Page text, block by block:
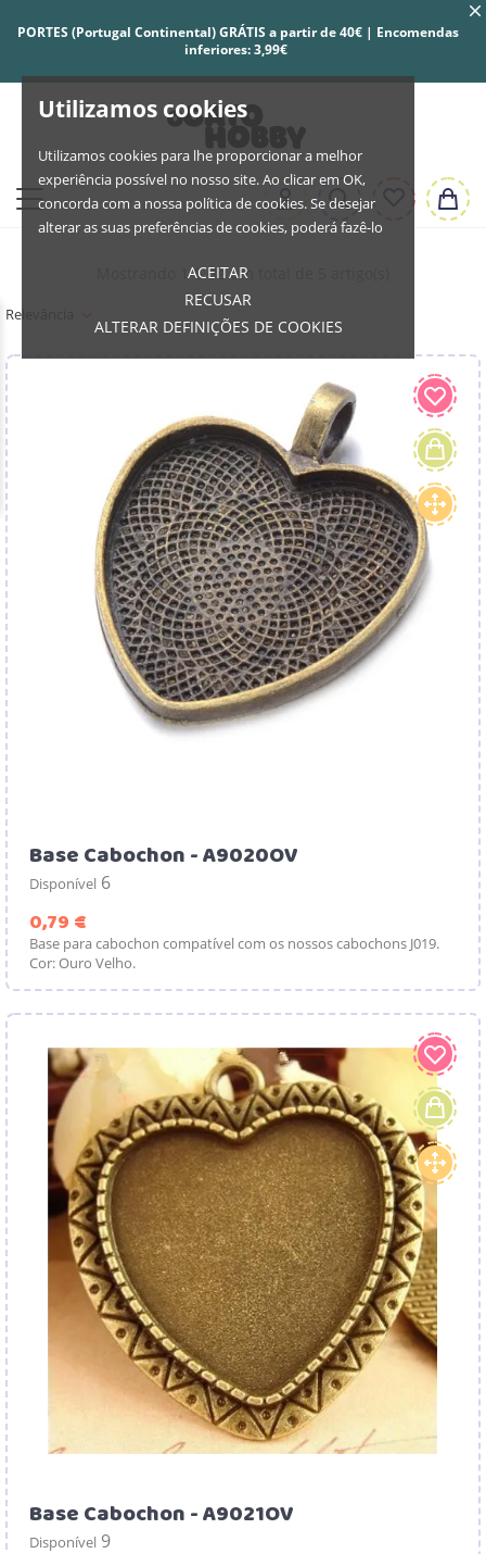
Utilizamos cookies
Utilizamos cookies para lhe proporcionar a melhor
experiência possível no nosso site. Ao clicar em OK,
concorda com a nossa política de cookies. Se desejar
alterar as suas preferências de cookies, poderá fazê-lo
ACEITAR
RECUSAR
ALTERAR DEFINIÇÕES DE COOKIES
PORTES (Portugal Continental) GRÁTIS a partir de 40€ | Encomendas
inferiores: 3,99€
Relevância
Mostrando 1-5 de um total de 5 artigo(s)
Base Cabochon - A9020OV
Disponível 6
0,79 €
Base para cabochon compatível com os nossos cabochons J019.
Cor: Ouro Velho.
Base Cabochon - A9021OV
Disponível 9